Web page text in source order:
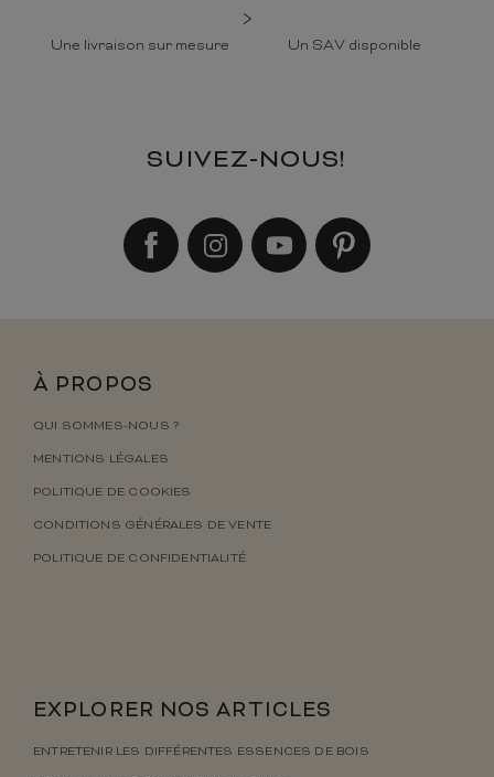
Une livraison sur mesure Un SAV disponible
SUIVEZ-NOUS!
À PROPOS
QUI SOMMES-NOUS ?
MENTIONS LÉGALES
POLITIQUE DE COOKIES
CONDITIONS GÉNÉRALES DE VENTE
POLITIQUE DE CONFIDENTIALITÉ
EXPLORER NOS ARTICLES
ENTRETENIR LES DIFFÉRENTES ESSENCES DE BOIS